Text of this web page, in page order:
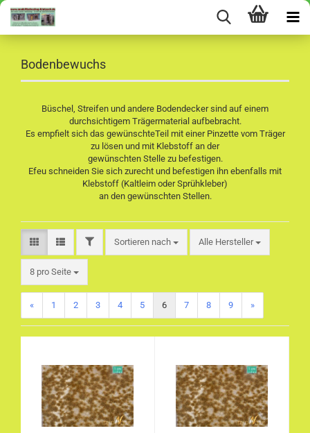
Bodenbewuchs
Büschel, Streifen und andere Bodendecker sind auf einem
durchsichtigem Trägermaterial aufbebracht.
Es empfielt sich das gewünschteTeil mit einer Pinzette vom Träger
zu lösen und mit Klebstoff an der
gewünschten Stelle zu befestigen.
Efeu schneiden Sie sich zurecht und befestigen ihn ebenfalls mit
Klebstoff (Kaltleim oder Sprühkleber)
an den gewünschten Stellen.
FILTERSortieren nach
Sortieren nach Alle Hersteller
8 pro Seite
pro Seite
« 1 2 3 4 5 6 7 8 9 »